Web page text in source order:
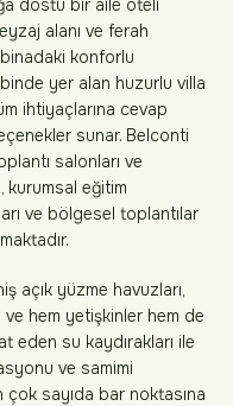
dostu bir aile oteli
alanı ve ferah
konforlu
yer alan huzurlu villa
ihtiyaçlarına cevap
sunar. Belconti
salonları ve
eğitim
ve bölgesel toplantılar
açık yüzme havuzları,
ve hem yetişkinler hem de
eden su kaydırakları ile
ve samimi
sayıda bar noktasına